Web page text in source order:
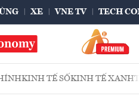
XE VNE TV TECH
KINH TẾ SỐKINH TẾ XANH